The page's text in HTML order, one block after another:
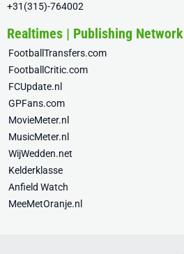
+31(315)-764002
Realtimes | Publishing Network
FootballTransfers.com
FootballCritic.com
FCUpdate.nl
GPFans.com
MovieMeter.nl
MusicMeter.nl
WijWedden.net
Kelderklasse
Anfield Watch
MeeMetOranje.nl